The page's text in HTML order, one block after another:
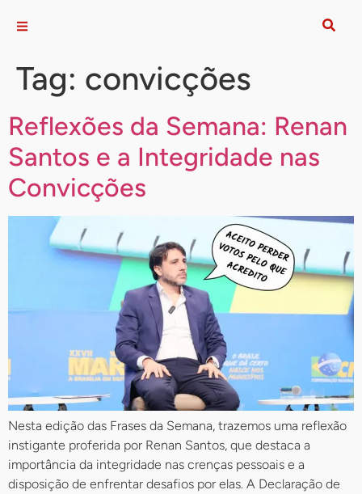
Tag: convicções
Reflexões da Semana: Renan
Santos e a Integridade nas
Convicções
Nesta edição das Frases da Semana, trazemos uma reflexão
instigante proferida por Renan Santos, que destaca a
importância da integridade nas crenças pessoais e a
disposição de enfrentar desafios por elas. A Declaração de